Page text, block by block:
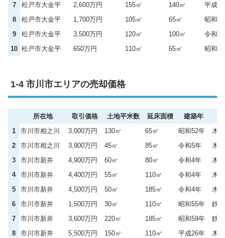
7
松戸市大金平 2,600万円 155㎡ 140㎡
平成
8
松戸市大金平 1,700万円 105㎡ 65㎡
昭和
9
松戸市大金平 3,500万円 120㎡ 100㎡
令和4
10 松戸市大金平 650万円 110㎡ 65㎡ 昭和
市川市エリアの売却価格
所在地 取引価格 土地平米数 延床面積
建築年
1
市川市相之川 3,000万円 130㎡ 65㎡ 昭和52年
木造
2
市川市相之川 3,900万円 45㎡ 85㎡ 令和5年
木造
3
市川市新井 4,900万円 60㎡ 80㎡ 令和4年
木造
4
市川市新井 4,400万円 55㎡ 110㎡ 令和4年
木造
5
市川市新井 4,500万円 50㎡ 185㎡ 令和4年
木造
6
市川市新井 1,500万円 30㎡ 110㎡ 昭和55年
鉄
7
市川市新井 3,600万円 220㎡ 185㎡ 昭和59年
鉄
8
市川市新井 5,500万円 150㎡ 110㎡ 平成26年
木造